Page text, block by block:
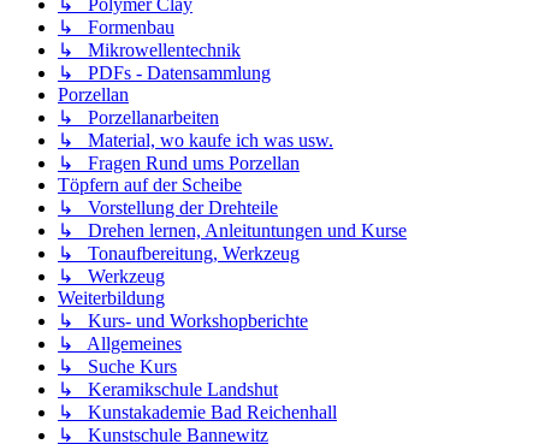
↳ Formenbau
↳ Mikrowellentechnik
↳ PDFs - Datensammlung
Porzellan
↳ Porzellanarbeiten
↳ Material, wo kaufe ich was usw.
↳ Fragen Rund ums Porzellan
Töpfern auf der Scheibe
↳ Vorstellung der Drehteile
↳ Drehen lernen, Anleituntungen und Kurse
↳ Tonaufbereitung, Werkzeug
↳ Werkzeug
Weiterbildung
↳ Kurs- und Workshopberichte
↳ Allgemeines
↳ Suche Kurs
↳ Keramikschule Landshut
↳ Kunstakademie Bad Reichenhall
↳ Kunstschule Bannewitz